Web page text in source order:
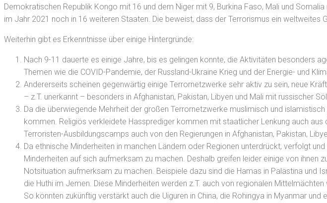
Demokratischen Republik Kongo mit 16 und dem Niger mit 9, Burkina Faso, Mali und
im Jahr 2021 noch in 16 weiteren Staaten. Die beweist, dass der Terrorismus ein weltweites
Weiterhin gibt es Erkenntnisse über einige Hintergründe:
Nach 9-11 dauerte es einige Jahre, bis es gelingen konnte, die Aktivitäten besonders
Themen wie die COVID-Pandemie, der Russland-Ukraine Krieg und der Energie- und
Andererseits scheinen gegenwärtig einige Terrornetzwerke sehr aktiv zu sein, neue
– z.T. unerkannt – besonders in Afghanistan, Pakistan, Libyen und Mali mit russischer
Da die überwiegende Mehrheit der großen Terrornetzwerke muslimisch und
kommen. Religiös verkleidete Hassprediger kommen mit staatlicher Lenkung auch
Terroristen-Ausbildungscamps auch von den Regierungen in Afghanistan, Pakistan,
Da ethnische Minderheiten in manchen Ländern oder Regionen unterdrückt, verfolgt
Minderheiten auf sich aufmerksam zu machen. Deshalb greifen leider einige von
Notsituation aufmerksam zu machen. Beispiele dazu sind die Hamas in Palästina und
die Huthi im Jemen. Diese Minderheiten werden z.T. auch von regionalen
So könnten zukünftig verstärkt auch die Uiguren in China, die Rohingya in Myanmar